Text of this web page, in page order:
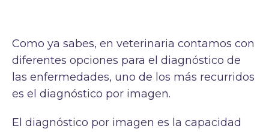
Como ya sabes, en veterinaria contamos con
diferentes opciones para el diagnóstico de
las enfermedades, uno de los más recurridos
es el diagnóstico por imagen.
El diagnóstico por imagen es la capacidad